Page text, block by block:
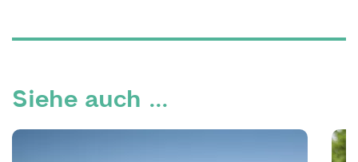
Siehe auch ...